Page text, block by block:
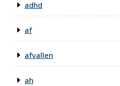
adhd
af
afvallen
ah